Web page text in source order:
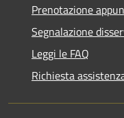
Prenotazione
Segnalazione
Leggi le FAQ
Richiesta